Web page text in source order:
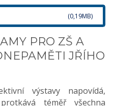
(0,19MB)
PRO ZŠ A
JŘÍHO
výstavy napovídá,
téměř všechna